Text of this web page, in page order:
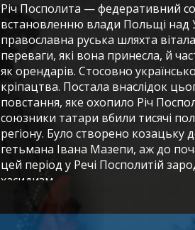
Річ Посполита — федеративний
встановленню влади Польщі над
православна руська шляхта
переваги, які вона принесла, й
як орендарів. Стосовно
кріпацтва. Постала внаслідок
повстання, яке охопило Річ
союзники татари вбили тисячі
регіону. Було створено козацьку
гетьмана Івана Мазепи, аж до
цей період у Речі Посполитій
хасидизм.